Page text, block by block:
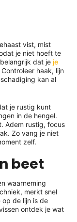
vist, mist
je niet hoeft te
dat je je
haak, lijn
kan al
je rustig kunt
in de hengel.
Adem rustig, focus
Zo vang je niet
zelf.
beet
waarneming
merkt snel
de lijn is de
ontdek je wat